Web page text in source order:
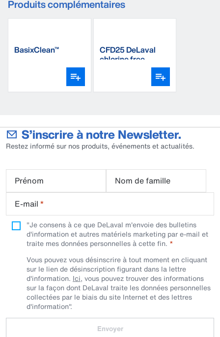
Produits complémentaires
BasixClean™ CFD25 DeLaval
chlorine free
S’inscrire à notre Newsletter.
Restez informé sur nos produits, événements et actualités.
Prénom
Nom de famille
E-mail *
"Je consens à ce que DeLaval m'envoie des bulletins
d'information et autres matériels marketing par e-mail et
traite mes données personnelles à cette fin.
Vous pouvez vous désinscrire à tout moment en cliquant
sur le lien de désinscription figurant dans la lettre
d'information. Ici, vous pouvez trouver des informations
sur la façon dont DeLaval traite les données personnelles
collectées par le biais du site Internet et des lettres
d'information".
Envoyer